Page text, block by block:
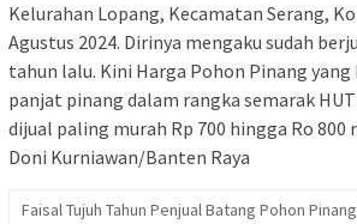
Kelurahan Lopang, Kecamatan Serang,
Agustus 2024. Dirinya mengaku sudah
tahun lalu. Kini Harga Pohon Pinang yang
panjat pinang dalam rangka semarak
dijual paling murah Rp 700 hingga Ro 800
Doni Kurniawan/Banten Raya
Faisal Tujuh Tahun Penjual Batang Pohon